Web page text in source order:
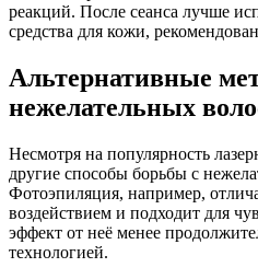
реакций. После сеанса лучше
средства для кожи,
Альтернативные
нежелательных
Несмотря на популярность
другие способы борьбы с
Фотоэпиляция, например,
воздействием и подходит для
эффект от неё менее
технологией.